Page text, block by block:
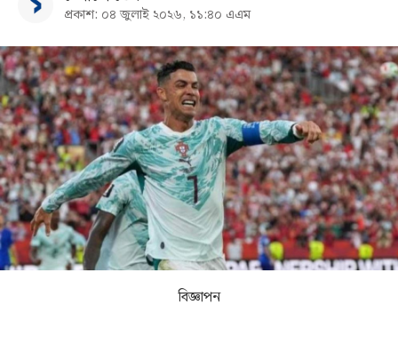
আর্কাইভ
কনভার্টার
প্রকাশ: ০৪ জুলাই ২০২৬, ১১:৪০ এএম
বিজ্ঞাপন